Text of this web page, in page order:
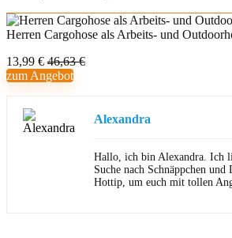
Herren Cargohose als Arbeits- und
13,99 € 46,63 €
zum Angebot
Alexandra
Hallo, ich bin Alexandra. Ich
Suche nach Schnäppchen
Hottip, um euch mit tollen